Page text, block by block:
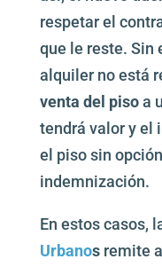
respetar el
que le reste. Sin
alquiler no está
venta del pisoa
tendrá valor y el
el piso sin
indemnización.
En estos casos,
Urbanosremite